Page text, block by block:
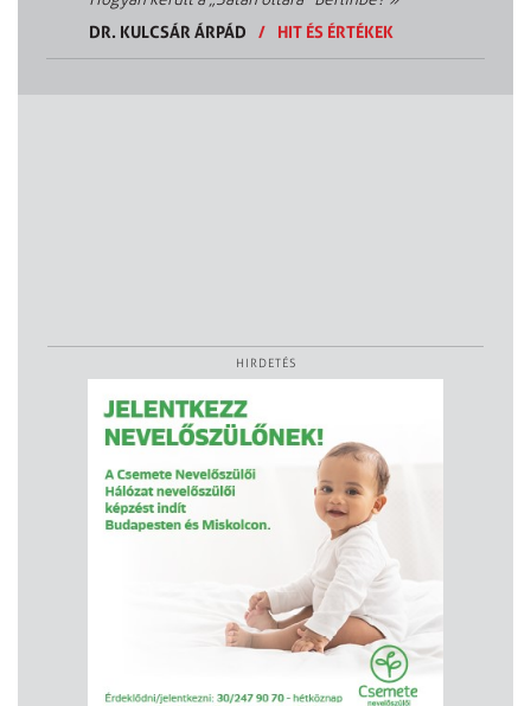
DR. KULCSÁR ÁRPÁD
/ HIT ÉS ÉRTÉKEK
HIRDETÉS